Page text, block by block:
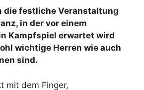
die festliche Veranstaltung
in der vor einem
Kampfspiel erwartet wird
wichtige Herren wie auch
sind.
mit dem Finger,